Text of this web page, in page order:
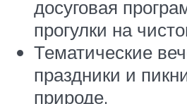
досуговая
прогулки на
Тематические
праздники и
природе.